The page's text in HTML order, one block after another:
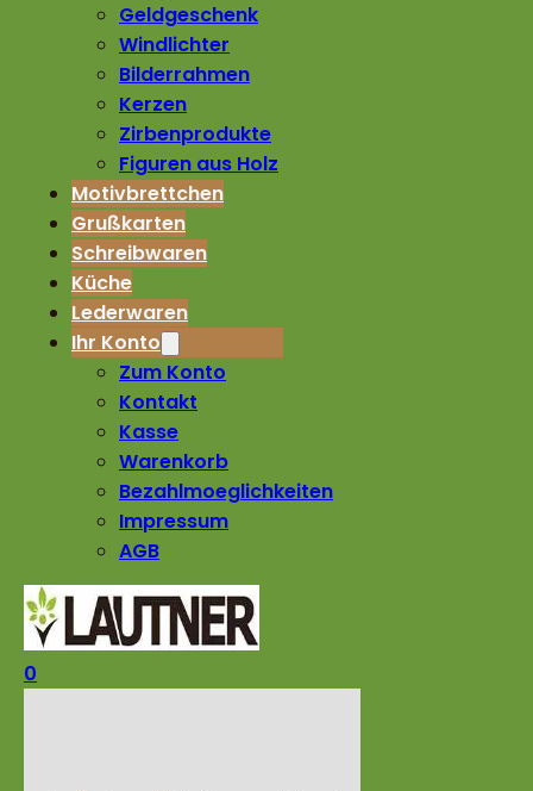
Geldgeschenk
Windlichter
Bilderrahmen
Kerzen
Zirbenprodukte
Figuren aus Holz
Motivbrettchen
Grußkarten
Schreibwaren
Küche
Lederwaren
Ihr Konto
Zum Konto
Kontakt
Kasse
Warenkorb
Bezahlmoeglichkeiten
Impressum
AGB
0